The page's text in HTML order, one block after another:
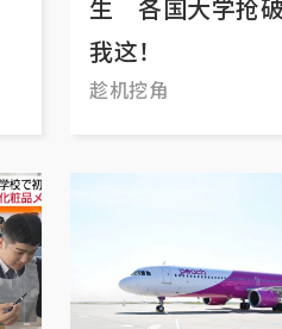
生 各国大学抢
我这！
趁机挖角